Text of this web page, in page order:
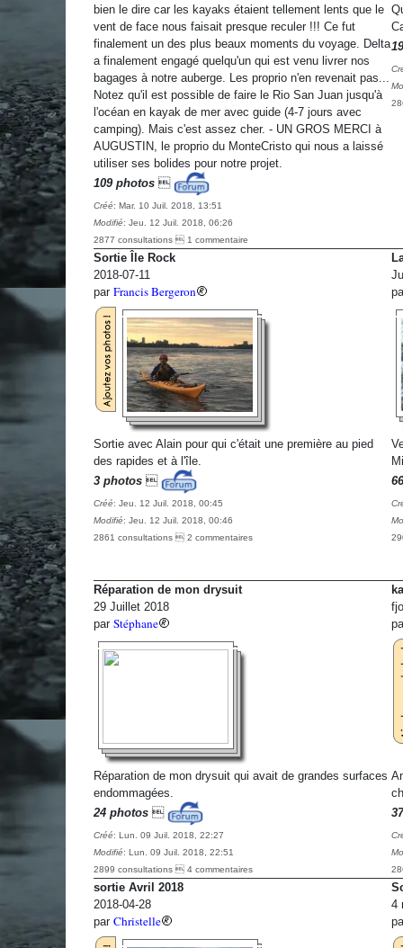
bien le dire car les kayaks étaient tellement lents que le
vent de face nous faisait presque reculer !!! Ce fut
finalement un des plus beaux moments du voyage. Delta
a finalement engagé quelqu'un qui est venu livrer nos
bagages à notre auberge. Les proprio n'en revenait pas...
Notez qu'il est possible de faire le Rio San Juan jusqu'à
l'océan en kayak de mer avec guide (4-7 jours avec
camping). Mais c'est assez cher. - UN GROS MERCI à
AUGUSTIN, le proprio du MonteCristo qui nous a laissé
utiliser ses bolides pour notre projet.
109 photos
Créé: Mar. 10 Juil. 2018, 13:51
Modifié: Jeu. 12 Juil. 2018, 06:26
2877 consultations  1 commentaire
Sortie Île Rock
2018-07-11
par Francis Bergeron
Sortie avec Alain pour qui c'était une première au pied
des rapides et à l'île.
3 photos
Créé: Jeu. 12 Juil. 2018, 00:45
Modifié: Jeu. 12 Juil. 2018, 00:46
2861 consultations  2 commentaires
Réparation de mon drysuit
29 Juillet 2018
par Stéphane
Réparation de mon drysuit qui avait de grandes surfaces
endommagées.
24 photos
Créé: Lun. 09 Juil. 2018, 22:27
Modifié: Lun. 09 Juil. 2018, 22:51
2899 consultations  4 commentaires
sortie Avril 2018
2018-04-28
par Christelle
4